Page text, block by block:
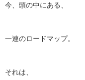
今、頭の中にある、
一連のロードマップ。
それは、